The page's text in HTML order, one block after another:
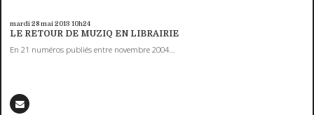
mardi 28mai 2013 10h24
LE RETOUR DE MUZIQ EN LIBRAIRIE
En 21 numéros publiés entre novembre 2004...